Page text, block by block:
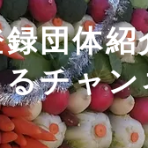
団体
チャ